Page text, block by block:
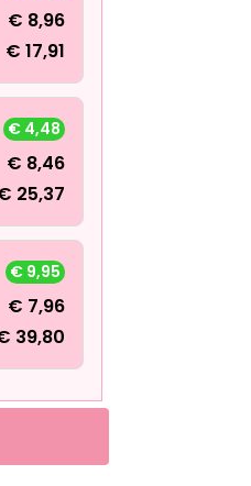
€ 8,96
€ 17,91
€ 4,48
€ 8,46
25,37
€ 9,95
€ 7,96
39,80